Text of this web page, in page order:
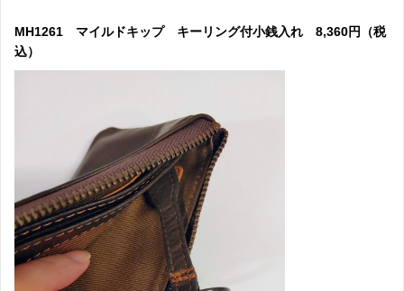
MH1261 マイルドキップ キーリング付小銭入れ 8,360円（税
込）